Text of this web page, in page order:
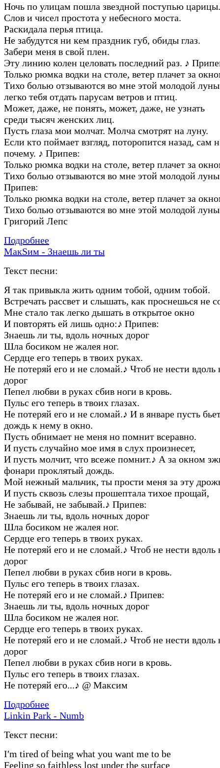
Ночь по улицам пошла звездной поступью царицы.
Слов и чисел простота у небесного моста.
Раскидала перья птица.
Не забудутся ни кем праздник губ, обиды глаз.
Забери меня в свой плен.
Эту линию колен целовать последний раз. ♪
Только рюмка водки на столе, ветер плачет за
Тихо болью отзываются во мне этой молодой
легко тебя отдать парусам ветров и птиц.
Может, даже, не понять, может, даже, не узнать
среди тысяч женских лиц.
Пусть глаза мои молчат. Молча смотрят на луну.
Если кто поймает взгляд, поторопится назад, сам
почему. ♪ Припев:
Только рюмка водки на столе, ветер плачет за
Тихо болью отзываются во мне этой молодой
Припев:
Только рюмка водки на столе, ветер плачет за
Тихо болью отзываются во мне этой молодой
Григорий Лепс
Подробнее
МакSим - Знаешь ли ты
Текст песни:
Я так привыкла жить одним тобой, одним тобой.
Встречать рассвет и слышать, как проснешься не
Мне стало так легко дышать в открытое окно
И повторять ей лишь одно:♪ Припев:
Знаешь ли ты, вдоль ночных дорог
Шла босиком не жалея ног.
Сердце его теперь в твоих руках.
Не потеряй его и не сломай.♪ Чтоб не нести вдоль
дорог
Пепел любви в руках сбив ноги в кровь.
Пульс его теперь в твоих глазах.
Не потеряй его и не сломай.♪ И в январе пусть
дождь к нему в окно.
Пусть обнимает не меня но помнит всеравно.
И пусть случайно мое имя в слух произнесет,
И пусть молчит, что всеже помнит.♪ А за окном
фонари проклятый дождь.
Мой нежный мальчик, ты прости меня за эту
И пусть сквозь слезы прошептала тихое прощай,
Не забывай, не забывай.♪ Припев:
Знаешь ли ты, вдоль ночных дорог
Шла босиком не жалея ног.
Сердце его теперь в твоих руках.
Не потеряй его и не сломай.♪ Чтоб не нести вдоль
дорог
Пепел любви в руках сбив ноги в кровь.
Пульс его теперь в твоих глазах.
Не потеряй его и не сломай.♪ Припев:
Знаешь ли ты, вдоль ночных дорог
Шла босиком не жалея ног.
Сердце его теперь в твоих руках.
Не потеряй его и не сломай.♪ Чтоб не нести вдоль
дорог
Пепел любви в руках сбив ноги в кровь.
Пульс его теперь в твоих глазах.
Не потеряй его...♪ @ Максим
Подробнее
Linkin Park - Numb
Текст песни:
I′m tired of being what you want me to be
Feeling so faithless lost under the surface